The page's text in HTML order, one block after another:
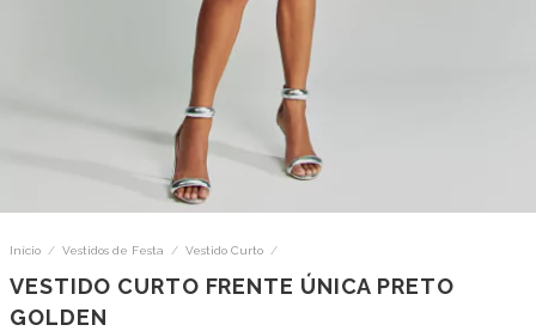
Início / Vestidos de Festa / Vestido Curto /
VESTIDO CURTO FRENTE ÚNICA PRETO
GOLDEN